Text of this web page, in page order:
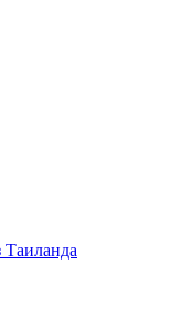
Таиланда